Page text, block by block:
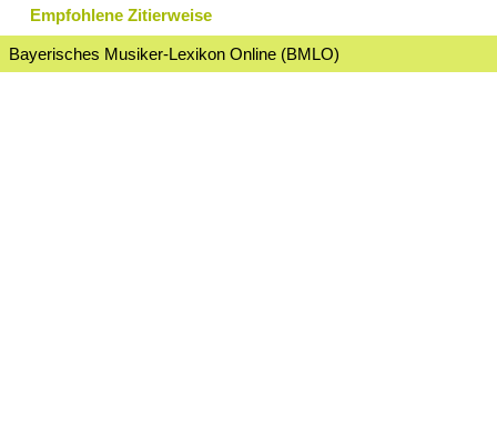
Empfohlene Zitierweise
Bayerisches Musiker-Lexikon Online (BMLO)